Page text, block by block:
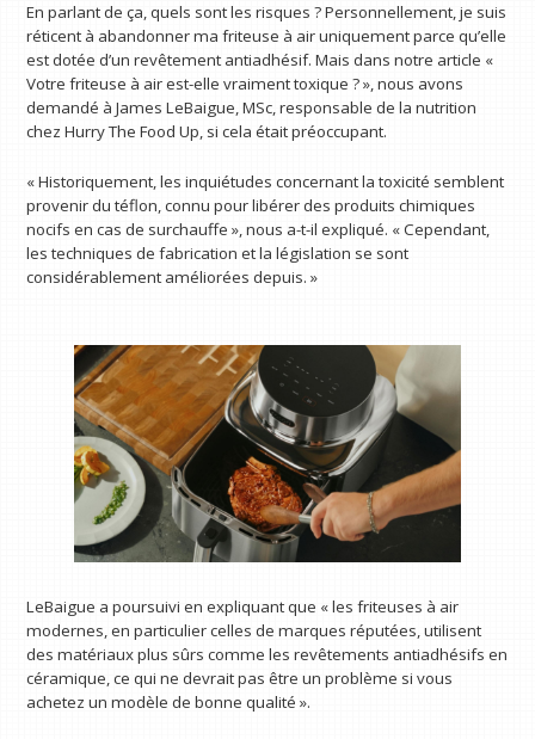
En parlant de ça, quels sont les risques ? Personnellement, je suis
réticent à abandonner ma friteuse à air uniquement parce qu’elle
est dotée d’un revêtement antiadhésif. Mais dans notre article «
Votre friteuse à air est-elle vraiment toxique ? », nous avons
demandé à James LeBaigue, MSc, responsable de la nutrition
chez Hurry The Food Up, si cela était préoccupant.
« Historiquement, les inquiétudes concernant la toxicité semblent
provenir du téflon, connu pour libérer des produits chimiques
nocifs en cas de surchauffe », nous a-t-il expliqué. « Cependant,
les techniques de fabrication et la législation se sont
considérablement améliorées depuis. »
LeBaigue a poursuivi en expliquant que « les friteuses à air
modernes, en particulier celles de marques réputées, utilisent
des matériaux plus sûrs comme les revêtements antiadhésifs en
céramique, ce qui ne devrait pas être un problème si vous
achetez un modèle de bonne qualité ».